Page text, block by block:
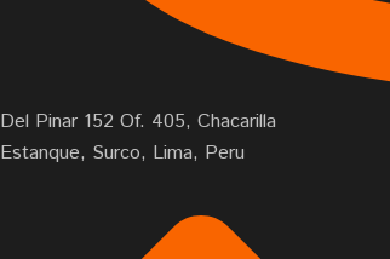
Pinar 152 Of. 405, Chacarilla
Surco, Lima, Peru